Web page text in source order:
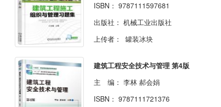
ISBN： 9787111597681
出版社： 机械工业出版社
上传者：
罐装冰块
建筑工程安全技术与管理 第4版
主 编： 李林 郝会娟
ISBN： 9787111721376